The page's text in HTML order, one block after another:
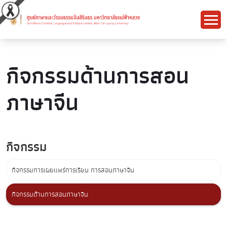
กิจกรรมด้านการสอน
ภาษาจีน
กิจกรรม
กิจกรรมการเผยแพร่การเรียน การสอนภาษาจีน
กิจกรรมด้านการสอนภาษาจีน